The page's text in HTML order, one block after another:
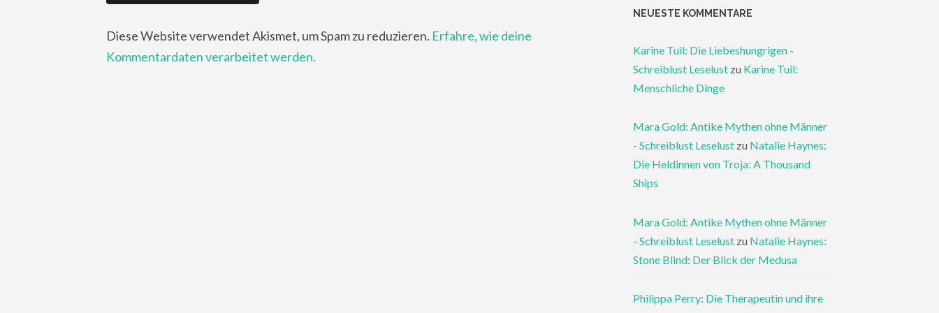
Diese Website verwendet Akismet, um Spam zu reduzieren. Erfahre, wie deine
Kommentardaten verarbeitet werden.
NEUESTE KOMMENTARE
Karine Tuil: Die Liebeshungrigen -
Schreiblust Leselust zu Karine Tuil:
Menschliche Dinge
Mara Gold: Antike Mythen ohne Männer
- Schreiblust Leselust zu Natalie Haynes:
Die Heldinnen von Troja: A Thousand
Ships
Mara Gold: Antike Mythen ohne Männer
- Schreiblust Leselust zu Natalie Haynes:
Stone Blind: Der Blick der Medusa
Philippa Perry: Die Therapeutin und ihre